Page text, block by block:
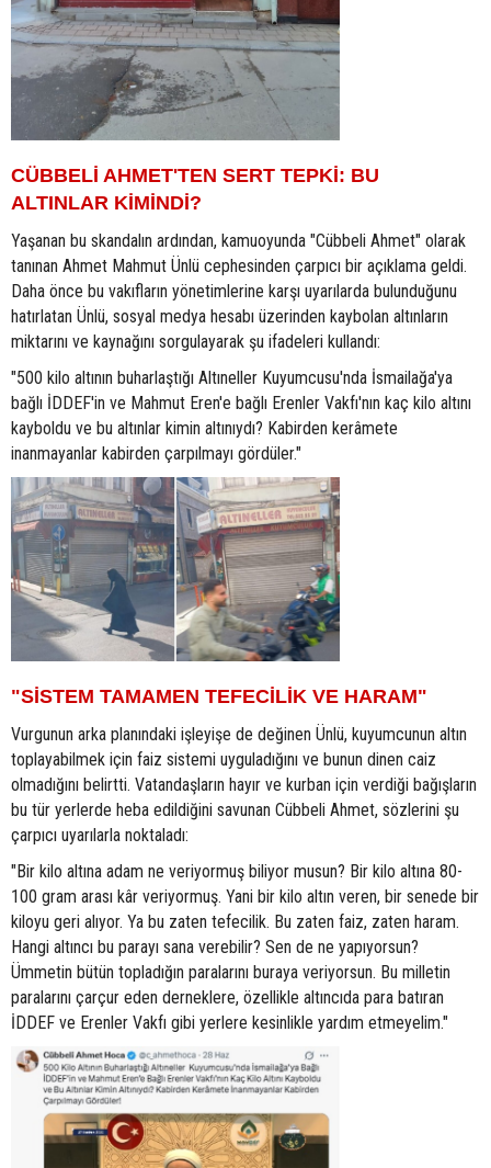
CÜBBELİ AHMET'TEN SERT TEPKİ: BU
ALTINLAR KİMİNDİ?
Yaşanan bu skandalın ardından, kamuoyunda "Cübbeli Ahmet" olarak
tanınan Ahmet Mahmut Ünlü cephesinden çarpıcı bir açıklama geldi.
Daha önce bu vakıfların yönetimlerine karşı uyarılarda bulunduğunu
hatırlatan Ünlü, sosyal medya hesabı üzerinden kaybolan altınların
miktarını ve kaynağını sorgulayarak şu ifadeleri kullandı:
"500 kilo altının buharlaştığı Altıneller Kuyumcusu'nda İsmailağa'ya
bağlı İDDEF'in ve Mahmut Eren'e bağlı Erenler Vakfı'nın kaç kilo altını
kayboldu ve bu altınlar kimin altınıydı? Kabirden kerâmete
inanmayanlar kabirden çarpılmayı gördüler."
"SİSTEM TAMAMEN TEFECİLİK VE HARAM"
Vurgunun arka planındaki işleyişe de değinen Ünlü, kuyumcunun altın
toplayabilmek için faiz sistemi uyguladığını ve bunun dinen caiz
olmadığını belirtti. Vatandaşların hayır ve kurban için verdiği bağışların
bu tür yerlerde heba edildiğini savunan Cübbeli Ahmet, sözlerini şu
çarpıcı uyarılarla noktaladı:
"Bir kilo altına adam ne veriyormuş biliyor musun? Bir kilo altına 80-
100 gram arası kâr veriyormuş. Yani bir kilo altın veren, bir senede bir
kiloyu geri alıyor. Ya bu zaten tefecilik. Bu zaten faiz, zaten haram.
Hangi altıncı bu parayı sana verebilir? Sen de ne yapıyorsun?
Ümmetin bütün topladığın paralarını buraya veriyorsun. Bu milletin
paralarını çarçur eden derneklere, özellikle altıncıda para batıran
İDDEF ve Erenler Vakfı gibi yerlere kesinlikle yardım etmeyelim."